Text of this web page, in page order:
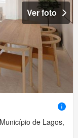
Ver foto
de Lagos,